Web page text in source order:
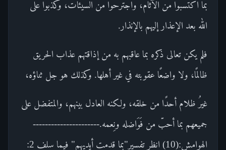
بما اكتسبوا من الآثام، واجترحوا من السيئات، وكذبوا على
الله بعد الإعذار إليهم بالإنذار.
فلم يكن تعالى ذكره بما عاقبهم به من إذاقتهم عذاب الحريق
ظالمًا، ولا واضعًا عقوبته في غير أهلها. وكذلك هو جل ثناؤه،
غيرُ ظلام أحدًا من خلقه، ولكنه العادل بينهم، والمتفضل على
جميعهم بما أحبّ من فَوَاضله ونِعمه.----------------------
الهوامش:(10) انظر تفسير"بما قدمت أيديهم" فيما سلف 2: